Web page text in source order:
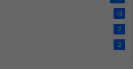
13
2
2